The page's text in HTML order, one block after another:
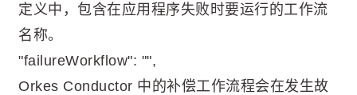
定义中，包含在应用程序失败时要运行的工作流
名称。
"failureWorkflow": "",
Orkes Conductor 中的补偿工作流程会在发生故